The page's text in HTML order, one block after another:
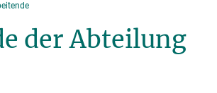
der Abteilung